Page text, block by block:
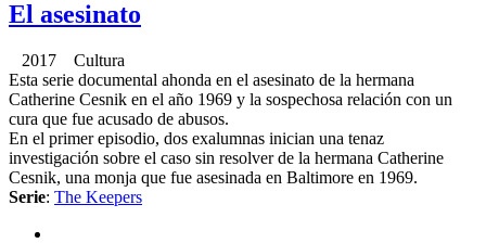
El asesinato
2017 Cultura
Esta serie documental ahonda en el asesinato de la hermana
Catherine Cesnik en el año 1969 y la sospechosa relación con un
cura que fue acusado de abusos.
En el primer episodio, dos exalumnas inician una tenaz
investigación sobre el caso sin resolver de la hermana Catherine
Cesnik, una monja que fue asesinada en Baltimore en 1969.
Serie: The Keepers